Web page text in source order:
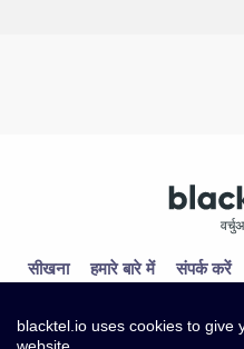
सीखना हमारे बारे में संपर्क करें
blacktel.io uses cookies to give